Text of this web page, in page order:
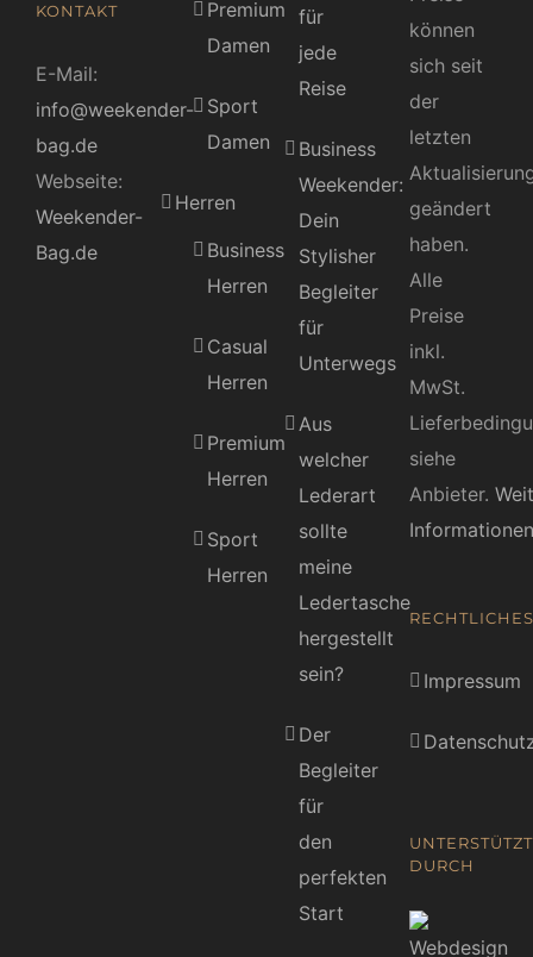
KONTAKT
E-Mail:
info@weekender-
bag.de
Webseite:
Weekender-
Bag.de
Premium
Damen
Sport
Damen
Herren
Business
Herren
Casual
Herren
Premium
Herren
Sport
Herren
für
jede
Reise
Business
Weekender:
Dein
Stylisher
Begleiter
für
Unterwegs
Aus
welcher
Lederart
sollte
meine
Ledertasche
hergestellt
sein?
Der
Begleiter
für
den
perfekten
Start
können
sich seit
der
letzten
geändert
haben.
Alle
Preise
inkl.
MwSt.
siehe
Anbieter.
Informationen
RECHTLICHES
Impressum
UNTERSTÜTZT
DURCH